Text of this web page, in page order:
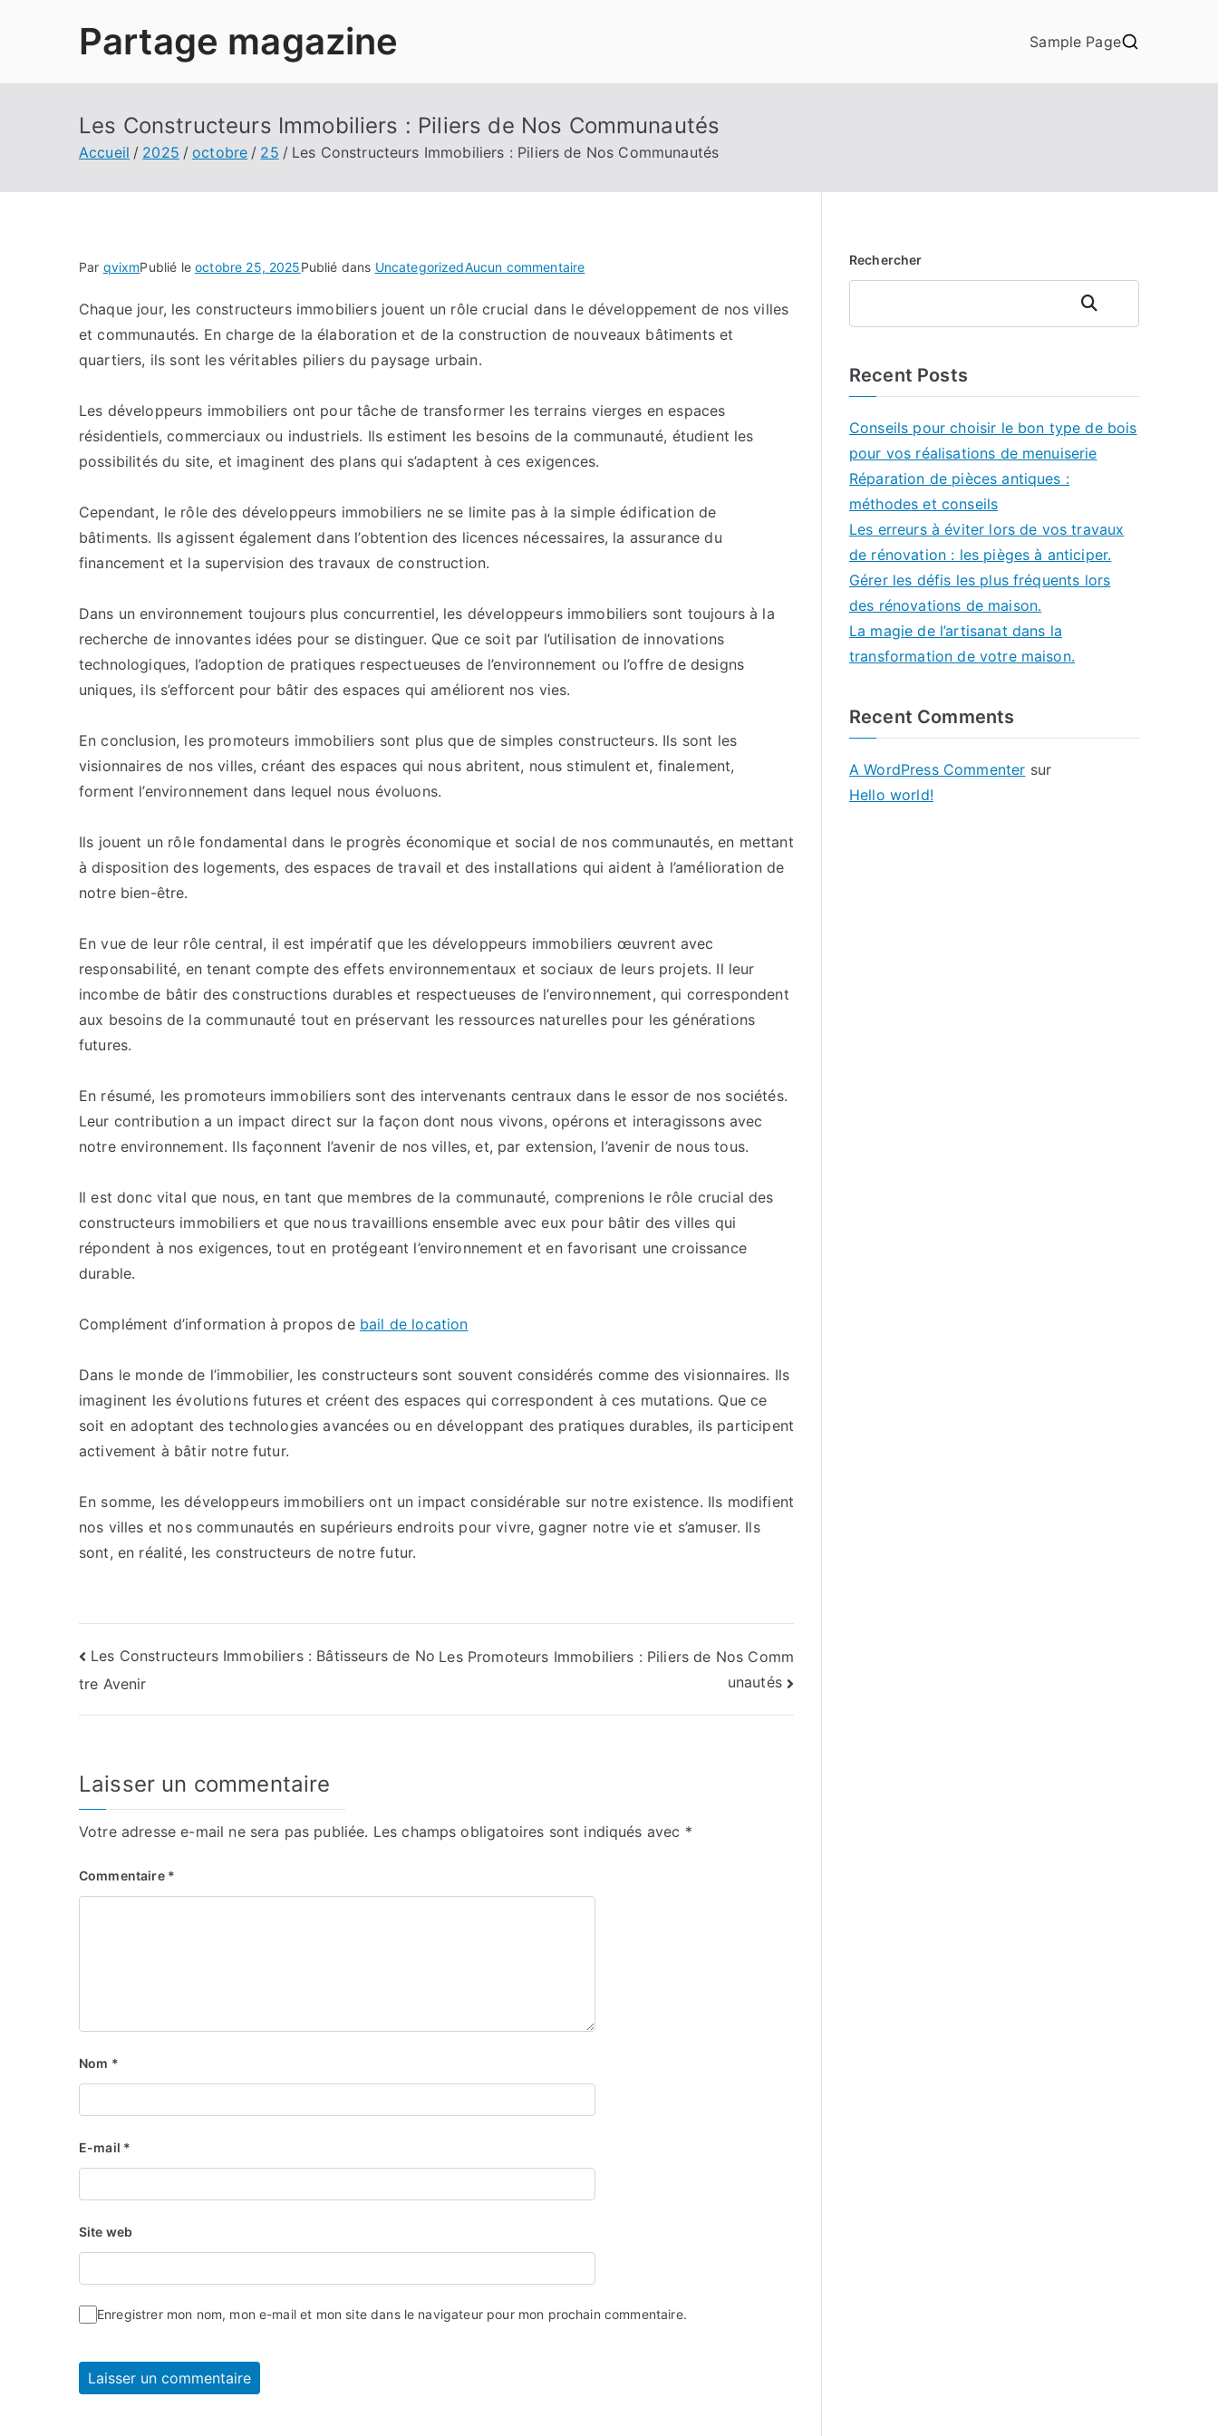
Partage magazine Sample Page
Les Constructeurs Immobiliers : Piliers de Nos Communautés
Accueil 2025 octobre 25 Les Constructeurs Immobiliers : Piliers de Nos Communautés
Par qvixmPublié leoctobre 25, 2025Publié dans UncategorizedAucun commentairesur
Constructeurs
Immobiliers
Communautés
Chaque jour, les constructeurs immobiliers jouent un rôle crucial dans le développement de nos villes
et communautés. En charge de la élaboration et de la construction de nouveaux bâtiments et
quartiers, ils sont les véritables piliers du paysage urbain.
Les développeurs immobiliers ont pour tâche de transformer les terrains vierges en espaces
résidentiels, commerciaux ou industriels. Ils estiment les besoins de la communauté, étudient les
possibilités du site, et imaginent des plans qui s’adaptent à ces exigences.
Cependant, le rôle des développeurs immobiliers ne se limite pas à la simple édification de
bâtiments. Ils agissent également dans l’obtention des licences nécessaires, la assurance du
financement et la supervision des travaux de construction.
Dans un environnement toujours plus concurrentiel, les développeurs immobiliers sont toujours à la
recherche de innovantes idées pour se distinguer. Que ce soit par l’utilisation de innovations
technologiques, l’adoption de pratiques respectueuses de l’environnement ou l’offre de designs
uniques, ils s’efforcent pour bâtir des espaces qui améliorent nos vies.
En conclusion, les promoteurs immobiliers sont plus que de simples constructeurs. Ils sont les
visionnaires de nos villes, créant des espaces qui nous abritent, nous stimulent et, finalement,
forment l’environnement dans lequel nous évoluons.
Ils jouent un rôle fondamental dans le progrès économique et social de nos communautés, en mettant
à disposition des logements, des espaces de travail et des installations qui aident à l’amélioration de
notre bien-être.
En vue de leur rôle central, il est impératif que les développeurs immobiliers œuvrent avec
responsabilité, en tenant compte des effets environnementaux et sociaux de leurs projets. Il leur
incombe de bâtir des constructions durables et respectueuses de l’environnement, qui correspondent
aux besoins de la communauté tout en préservant les ressources naturelles pour les générations
futures.
En résumé, les promoteurs immobiliers sont des intervenants centraux dans le essor de nos sociétés.
Leur contribution a un impact direct sur la façon dont nous vivons, opérons et interagissons avec
notre environnement. Ils façonnent l’avenir de nos villes, et, par extension, l’avenir de nous tous.
Il est donc vital que nous, en tant que membres de la communauté, comprenions le rôle crucial des
constructeurs immobiliers et que nous travaillions ensemble avec eux pour bâtir des villes qui
répondent à nos exigences, tout en protégeant l’environnement et en favorisant une croissance
durable.
Complément d’information à propos de bail de location
Dans le monde de l’immobilier, les constructeurs sont souvent considérés comme des visionnaires. Ils
imaginent les évolutions futures et créent des espaces qui correspondent à ces mutations. Que ce
soit en adoptant des technologies avancées ou en développant des pratiques durables, ils participent
activement à bâtir notre futur.
En somme, les développeurs immobiliers ont un impact considérable sur notre existence. Ils modifient
nos villes et nos communautés en supérieurs endroits pour vivre, gagner notre vie et s’amuser. Ils
sont, en réalité, les constructeurs de notre futur.
Navigation
de
Les Constructeurs Immobiliers : Bâtisseurs de No
tre Avenir
Les Promoteurs Immobiliers : Piliers de Nos Comm
unautés
Laisser un commentaire
Votre adresse e-mail ne sera pas publiée. Les champs obligatoires sont indiqués avec *
Commentaire *
Nom *
E-mail *
Site web
Enregistrer mon nom, mon e-mail et mon site dans le navigateur pour mon prochain commentaire.
Rechercher
Rechercher
Recent Posts
Conseils pour choisir le bon type de bois
pour vos réalisations de menuiserie
Réparation de pièces antiques :
méthodes et conseils
Les erreurs à éviter lors de vos travaux
de rénovation : les pièges à anticiper.
Gérer les défis les plus fréquents lors
des rénovations de maison.
La magie de l’artisanat dans la
transformation de votre maison.
Recent Comments
A WordPress Commenter sur
Hello world!